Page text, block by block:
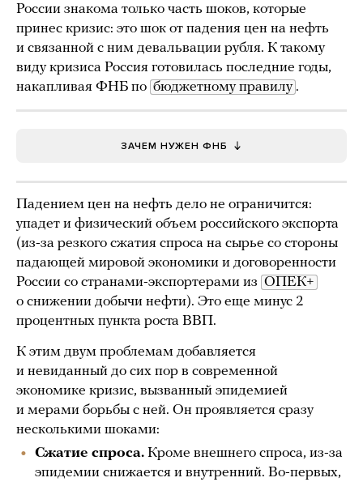
России знакома только часть шоков, которые
принес кризис: это шок от падения цен на нефть
и связанной с ним девальвации рубля. К такому
виду кризиса Россия готовилась последние годы,
накапливая ФНБ по бюджетному правилу .
ЗАЧЕМ НУЖЕН ФНБ
Падением цен на нефть дело не ограничится:
упадет и физический объем российского экспорта
(из-за резкого сжатия спроса на сырье со стороны
падающей мировой экономики и договоренности
России со странами-экспортерами из ОПЕК+
о снижении добычи нефти). Это еще минус 2
процентных пункта роста ВВП.
К этим двум проблемам добавляется
и невиданный до сих пор в современной
экономике кризис, вызванный эпидемией
и мерами борьбы с ней. Он проявляется сразу
несколькими шоками:
Сжатие спроса. Кроме внешнего спроса, из-за
эпидемии снижается и внутренний. Во-первых,